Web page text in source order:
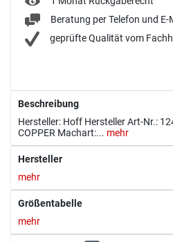
Beratung per Telefon und E-
geprüfte Qualität vom
Beschreibung
Hersteller: Hoff Hersteller Art-Nr.:
COPPER Machart:... mehr
Hersteller
mehr
Größentabelle
mehr